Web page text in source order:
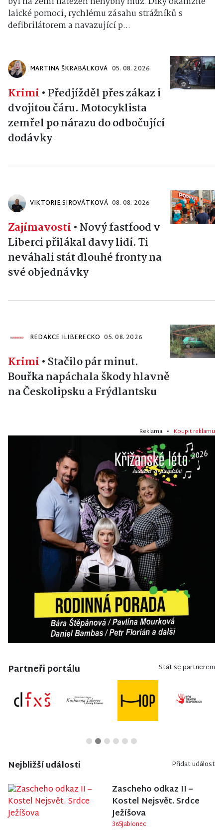
laické pomoci, rychlému zásahu strážníků s
defibrilátorem a navazující p...
MARTINA ŠKRABÁLKOVÁ 05. 08. 2026
Krimi • Předjížděl přes zákaz i
dvojitou čáru. Motocyklista
zemřel po nárazu do odbočující
dodávky
VIKTORIE SIROVÁTKOVÁ 08. 08. 2026
Zajímavosti • Nový fastfood v
Liberci přilákal davy lidí. Ti
neváhali stát dlouhé fronty na
své objednávky
REDAKCE ILIBERECKO 05. 08. 2026
Krimi • Stačilo pár minut.
Bouřka napáchala škody hlavně
na Českolipsku a Frýdlantsku
Reklama • Koupit reklamu
Partneři portálu Stát se partnerem
Nejbližší události Přidat událost
Zascheho odkaz II –
Kostel Nejsvět. Srdce
Ježíšova
365Jablonec